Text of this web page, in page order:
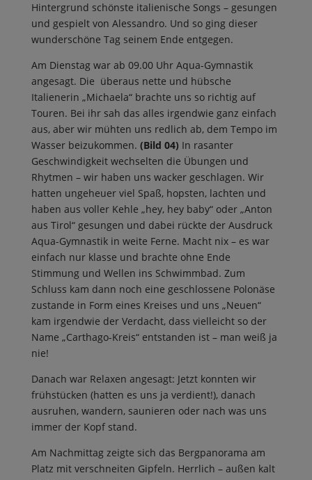
Hintergrund schönste italienische Songs – gesungen
und gespielt von Alessandro. Und so ging dieser
wunderschöne Tag seinem Ende entgegen.
Am Dienstag war ab 09.00 Uhr Aqua-Gymnastik
angesagt. Die überaus nette und hübsche
Italienerin „Michaela“ brachte uns so richtig auf
Touren. Bei ihr sah das alles irgendwie ganz einfach
aus, aber wir mühten uns redlich ab, dem Tempo im
Wasser beizukommen. (Bild 04) In rasanter
Geschwindigkeit wechselten die Übungen und
Rhytmen – wir haben uns wacker geschlagen. Wir
hatten ungeheuer viel Spaß, hopsten, lachten und
haben aus voller Kehle „hey, hey baby“ oder „Anton
aus Tirol“ gesungen und dabei rückte der Ausdruck
Aqua-Gymnastik in weite Ferne. Macht nix – es war
einfach nur klasse und brachte ohne Ende
Stimmung und Wellen ins Schwimmbad. Zum
Schluss kam dann noch eine geschlossene Polonäse
zustande in Form eines Kreises und uns „Neuen“
kam irgendwie der Verdacht, dass vielleicht so der
Name „Carthago-Kreis“ entstanden ist – man weiß ja
nie!
Danach war Relaxen angesagt: Jetzt konnten wir
frühstücken (hatten es uns ja verdient!), danach
ausruhen, wandern, saunieren oder nach was uns
immer der Kopf stand.
Am Nachmittag zeigte sich das Bergpanorama am
Platz mit verschneiten Gipfeln. Herrlich – außen kalt